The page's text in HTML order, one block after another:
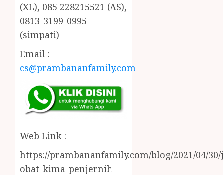
(XL), 085 228215521 (AS),
0813-3199-0995
(simpati)
Email :
cs@prambananfamily.com
Web Link :
https://prambananfamily.com/blog/2021/04/
obat-kima-penjernih-